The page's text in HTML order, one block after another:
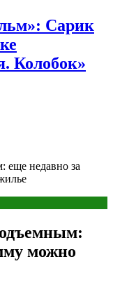
Сарик
Колобок»
еще недавно за
можно